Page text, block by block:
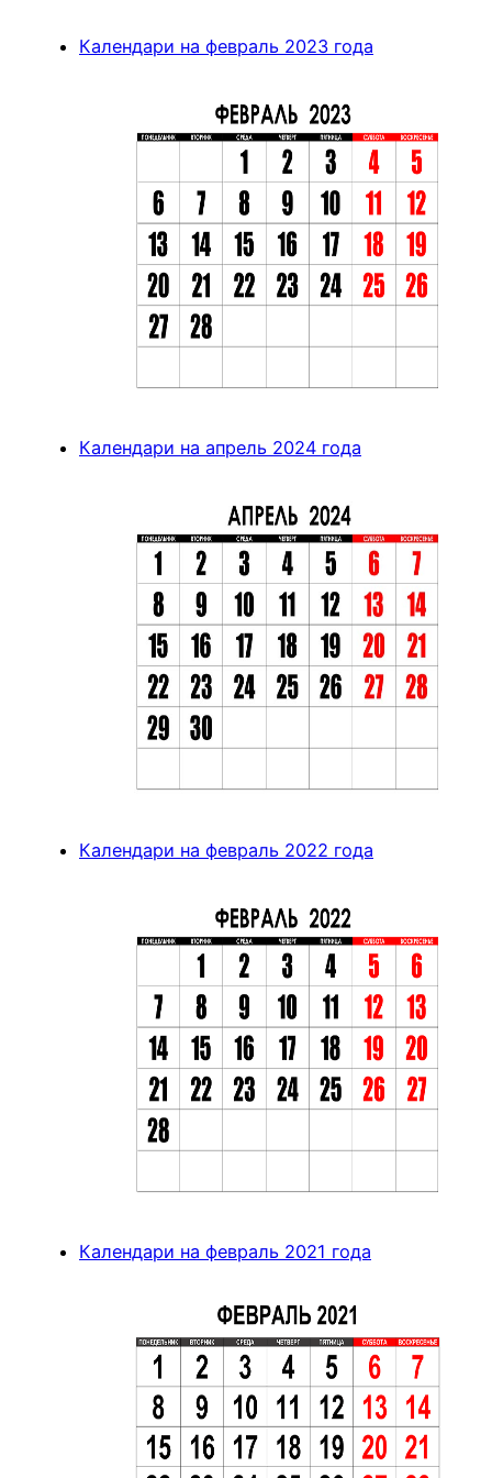
Календари на февраль 2023 года
Календари на апрель 2024 года
Календари на февраль 2022 года
Календари на февраль 2021 года